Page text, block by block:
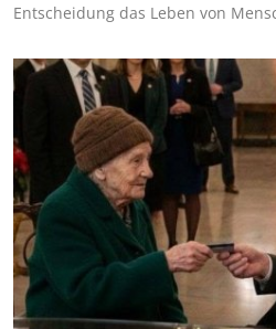
Entscheidung das Leben von